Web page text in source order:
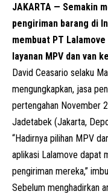
JAKARTA — Semakin
pengiriman barang di
membuat PT
layanan MPV dan van
David Ceasario selaku
mengungkapkan, jasa
pertengahan November
Jadetabek (Jakarta,
“Hadirnya pilihan MPV
aplikasi Lalamove dapat
pengiriman mereka,”
Sebelum menghadirkan